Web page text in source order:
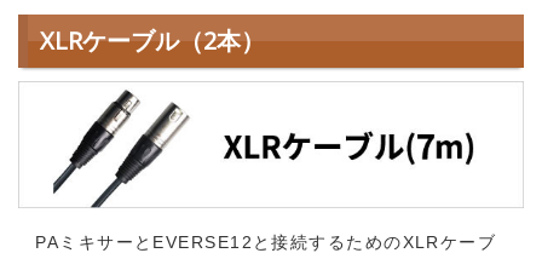
XLRケーブル（2本）
PAミキサーとEVERSE12と接続するためのXLRケーブ